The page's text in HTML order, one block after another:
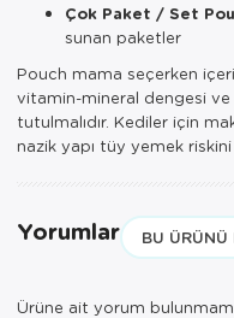
Çok Paket / Set
sunan paketler
Pouch mama seçerken
vitamin-mineral dengesi
tutulmalıdır. Kediler için
nazik yapı tüy yemek riskini
Yorumlar BU
Ürüne ait yorum